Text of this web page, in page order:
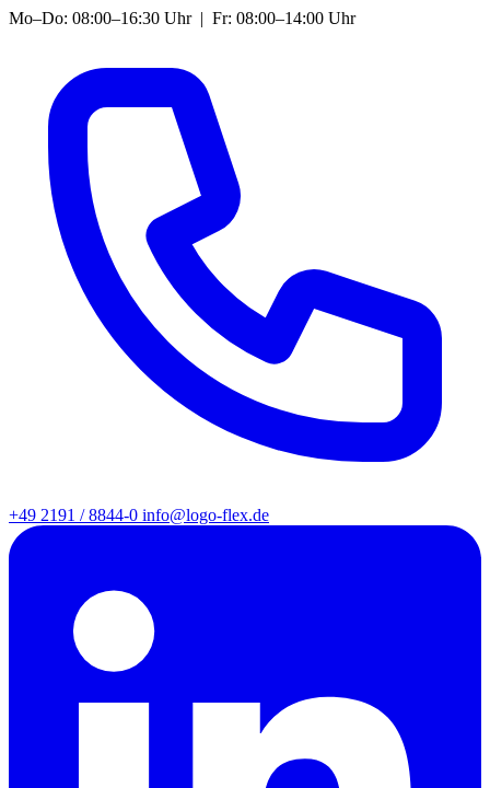
Mo–Do: 08:00–16:30 Uhr | Fr: 08:00–14:00 Uhr
+49 2191 / 8844-0 info@logo-flex.de